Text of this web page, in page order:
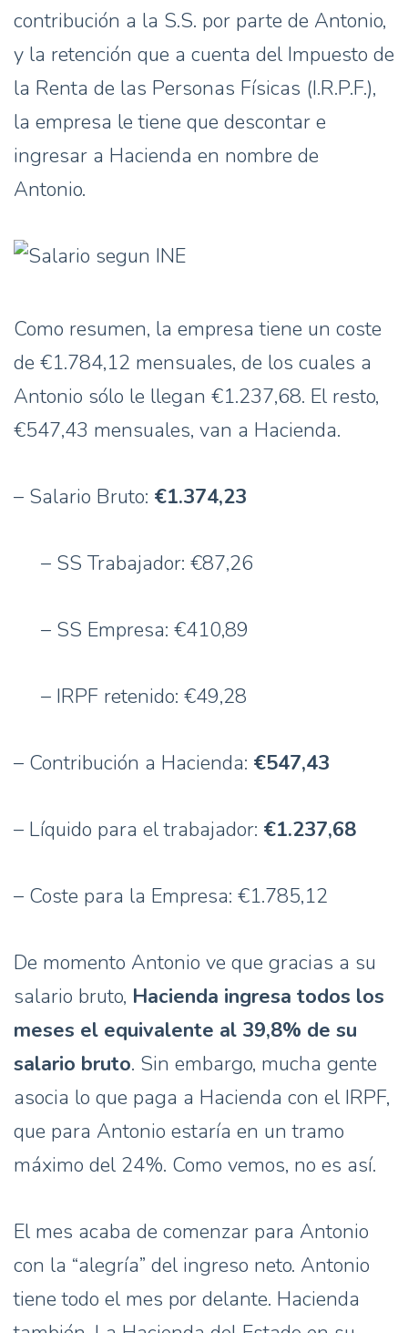
contribución a la S.S. por parte de Antonio,
y la retención que a cuenta del Impuesto de
la Renta de las Personas Físicas (I.R.P.F.),
la empresa le tiene que descontar e
ingresar a Hacienda en nombre de
Antonio.
Como resumen, la empresa tiene un coste
de €1.784,12 mensuales, de los cuales a
Antonio sólo le llegan €1.237,68. El resto,
€547,43 mensuales, van a Hacienda.
– Salario Bruto: €1.374,23
– SS Trabajador: €87,26
– SS Empresa: €410,89
– IRPF retenido: €49,28
– Contribución a Hacienda: €547,43
– Líquido para el trabajador: €1.237,68
– Coste para la Empresa: €1.785,12
De momento Antonio ve que gracias a su
salario bruto, Hacienda ingresa todos los
meses el equivalente al 39,8% de su
salario bruto. Sin embargo, mucha gente
asocia lo que paga a Hacienda con el IRPF,
que para Antonio estaría en un tramo
máximo del 24%. Como vemos, no es así.
El mes acaba de comenzar para Antonio
con la “alegría” del ingreso neto. Antonio
tiene todo el mes por delante. Hacienda